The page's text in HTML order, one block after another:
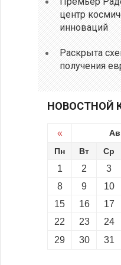
центр
инноваций
Раскрыта
получения
НОВОСТНОЙ
«
Пн Вт Ср
1 2 3
8
9 10
15
16 17
22
23 24
29
30 31